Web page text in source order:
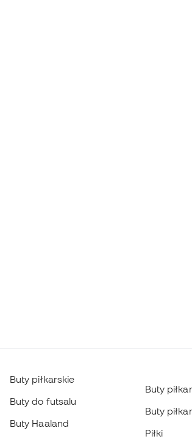
Buty piłkarskie
Buty do futsalu
Buty Haaland
Buty
Buty
Piłki